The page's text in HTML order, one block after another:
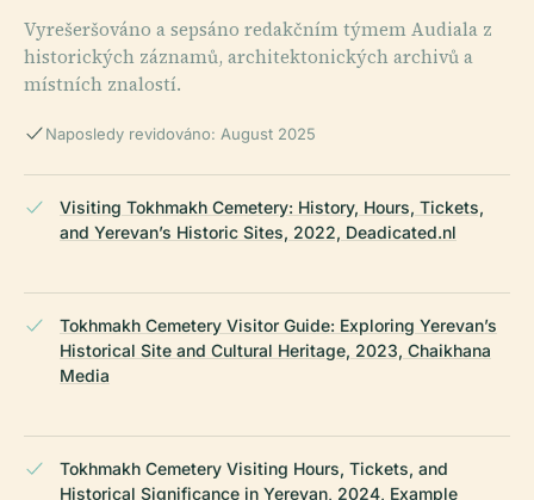
Vyrešeršováno a sepsáno redakčním týmem Audiala z
historických záznamů, architektonických archivů a
místních znalostí.
Naposledy revidováno: August 2025
Visiting Tokhmakh Cemetery: History, Hours, Tickets,
and Yerevan’s Historic Sites, 2022, Deadicated.nl
Tokhmakh Cemetery Visitor Guide: Exploring Yerevan’s
Historical Site and Cultural Heritage, 2023, Chaikhana
Media
Tokhmakh Cemetery Visiting Hours, Tickets, and
Historical Significance in Yerevan, 2024, Example